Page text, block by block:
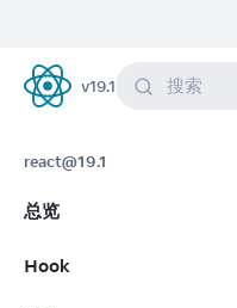
React
v19.1 搜索
react@19.1
总览
Hook